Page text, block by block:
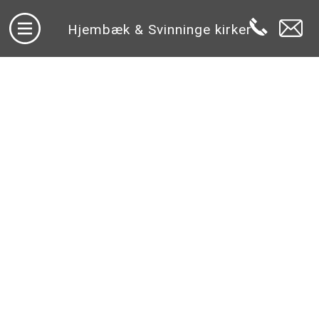
Hjembæk & Svinninge kirker